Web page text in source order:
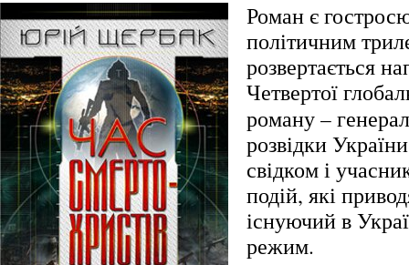
Роман є
політичним
розвертається
Четвертої
роману –
розвідки
свідком і
подій, які
існуючий в
режим.